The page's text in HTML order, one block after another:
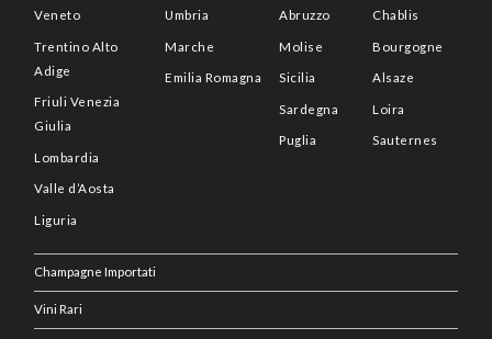
Veneto
Trentino Alto
Adige
Friuli Venezia
Giulia
Lombardia
Valle d’Aosta
Liguria
Umbria
Marche
Emilia Romagna
Abruzzo
Molise
Sicilia
Sardegna
Puglia
Chablis
Bourgogne
Alsaze
Loira
Sauternes
Champagne Importati
Vini Rari